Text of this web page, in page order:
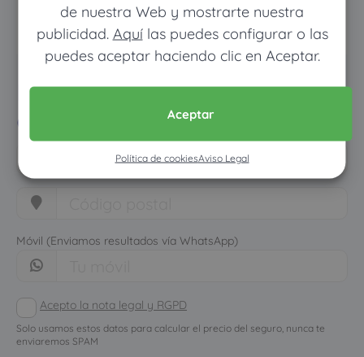
de nuestra Web y mostrarte nuestra
publicidad. Aquílas puedes configurar o las
puedes aceptar haciendo clic en Aceptar.
Aceptar
Política de cookiesAviso Legal
Pon tus datos y descubre
cuánto dinero ahorrarías
Móvil (Enviamos resultados vía WhatsApp)
Acepto la nota legal y RGPD
Solo usamos estos datos para calcular el precio del seguro, nunca te
enviaremos SPAM